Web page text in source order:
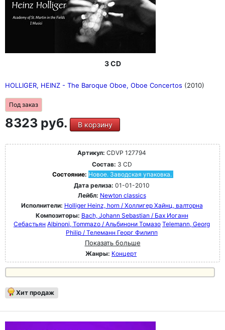
3 CD
HOLLIGER, HEINZ - The Baroque Oboe, Oboe Concertos (2010)
Под заказ
8323 руб. В корзину
Артикул: CDVP 127794
Состав: 3 CD
Состояние: Новое. Заводская упаковка.
Дата релиза: 01-01-2010
Лейбл: Newton classics
Исполнители: Holliger Heinz, horn / Холлигер Хайнц, валторна
Композиторы: Bach, Johann Sebastian / Бах Иоганн
Себастьян Albinoni, Tommazo / Альбинони Томазо Telemann, Georg
Philip / Телеманн Георг Филипп
Показать больше
Жанры: Концерт
Хит продаж